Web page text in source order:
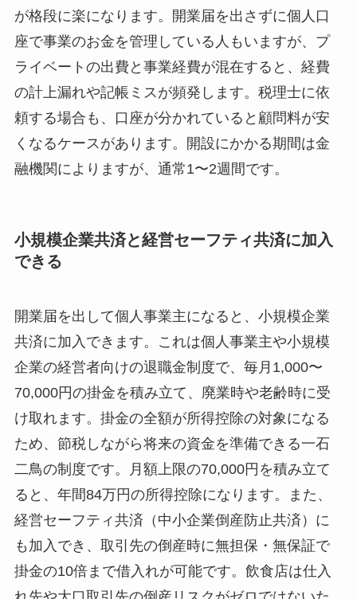
が格段に楽になります。開業届を出さずに個人口
座で事業のお金を管理している人もいますが、プ
ライベートの出費と事業経費が混在すると、経費
の計上漏れや記帳ミスが頻発します。税理士に依
頼する場合も、口座が分かれていると顧問料が安
くなるケースがあります。開設にかかる期間は金
融機関によりますが、通常1〜2週間です。
小規模企業共済と経営セーフティ共済に加入
できる
開業届を出して個人事業主になると、小規模企業
共済に加入できます。これは個人事業主や小規模
企業の経営者向けの退職金制度で、毎月1,000〜
70,000円の掛金を積み立て、廃業時や老齢時に受
け取れます。掛金の全額が所得控除の対象になる
ため、節税しながら将来の資金を準備できる一石
二鳥の制度です。月額上限の70,000円を積み立て
ると、年間84万円の所得控除になります。また、
経営セーフティ共済（中小企業倒産防止共済）に
も加入でき、取引先の倒産時に無担保・無保証で
掛金の10倍まで借入れが可能です。飲食店は仕入